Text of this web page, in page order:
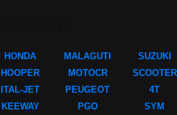
HONDA
HOOPER
ITAL-JET
KEEWAY
MALAGUTI
MOTOCR
PEUGEOT
PGO
SUZUKI
SCOOTER
4T
SYM